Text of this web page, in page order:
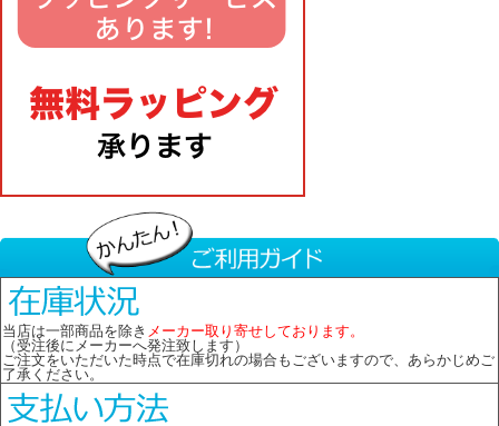
当店は一部商品を除き メーカー取り寄せしております。
（受注後にメーカーへ発注致します）
ご注文をいただいた時点で在庫切れの場合もございますので、あらかじめご
了承ください。